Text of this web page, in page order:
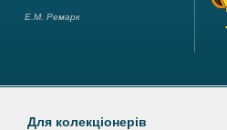
Е.М. Ремарк
Для колекціонерів